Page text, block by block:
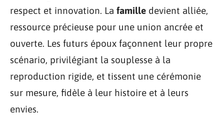
respect et innovation. La famille devient alliée,
ressource précieuse pour une union ancrée et
ouverte. Les futurs époux façonnent leur propre
scénario, privilégiant la souplesse à la
reproduction rigide, et tissent une cérémonie
sur mesure, fidèle à leur histoire et à leurs
envies.